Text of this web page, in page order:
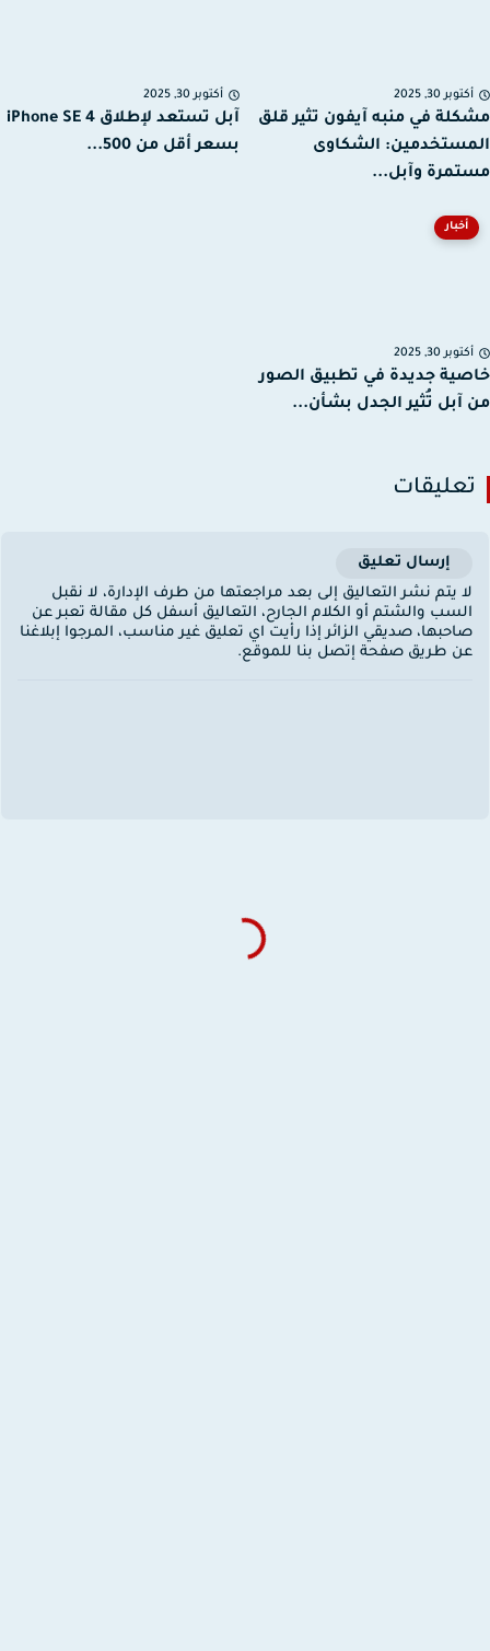
30, 2025
في منبه آيفون تثير قلق
الشكاوى
وآبل...
أكتوبر 30, 2025
آبل تستعد لإطلاق iPhone SE 4
بسعر أقل من 500...
أخبار
30, 2025
جديدة في تطبيق الصور
آبل تُثير الجدل بشأن...
إرسال تعليق
يتم نشر التعاليق إلى بعد مراجعتها من طرف الإدارة، لا نقبل
والشتم أو الكلام الجارح، التعاليق أسفل كل مقالة تعبر عن
صديقي الزائر إذا رأيت اي تعليق غير مناسب، المرجوا إبلاغنا
طريق صفحة إتصل بنا للموقع.